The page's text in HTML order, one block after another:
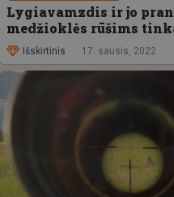
Lygiavamzdis ir jo
medžioklės rūšims
Išskirtinis 17. sausis, 2022